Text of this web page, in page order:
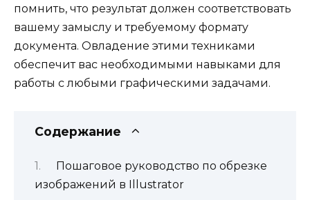
помнить, что результат должен соответствовать
вашему замыслу и требуемому формату
документа. Овладение этими техниками
обеспечит вас необходимыми навыками для
работы с любыми графическими задачами.
Содержание
Пошаговое руководство по обрезке
изображений в Illustrator